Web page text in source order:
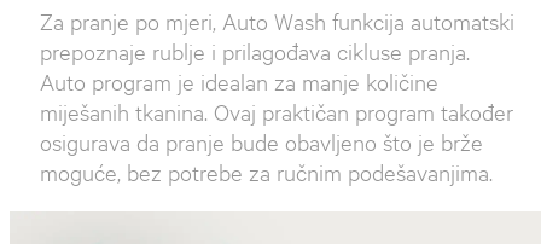
Za pranje po mjeri, Auto Wash funkcija automatski
prepoznaje rublje i prilagođava cikluse pranja.
Auto program je idealan za manje količine
miješanih tkanina. Ovaj praktičan program također
osigurava da pranje bude obavljeno što je brže
moguće, bez potrebe za ručnim podešavanjima.